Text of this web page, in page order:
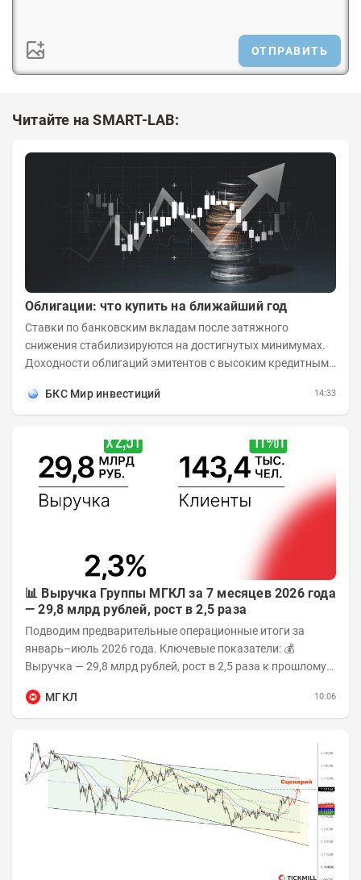
ОТПРАВИТЬ
Читайте на SMART-LAB:
Облигации: что купить на ближайший год
Ставки по банковским вкладам после затяжного
снижения стабилизируются на достигнутых минимумах.
Доходности облигаций эмитентов с высоким кредитным
БКС Мир инвестиций
14:33
📊 Выручка Группы МГКЛ за 7 месяцев 2026 года
— 29,8 млрд рублей, рост в 2,5 раза
Подводим предварительные операционные итоги за
январь–июль 2026 года. Ключевые показатели: 💰
Выручка — 29,8 млрд рублей, рост в 2,5 раза к прошлому
МГКЛ
10:06